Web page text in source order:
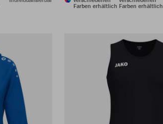
Farben erhältlich Farben erhältlich